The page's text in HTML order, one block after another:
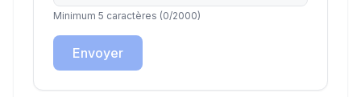
Minimum 5 caractères (0/2000)
Envoyer